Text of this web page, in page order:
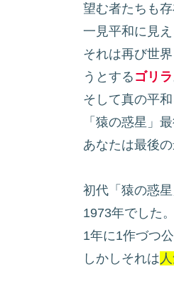
望む者たちも存
一見平和に見
それは再び世
うとする ゴリラ
そして真の平
「猿の惑星」
あなたは最後
初代「猿の惑
1973年でした。
1年に1作づつ
しかしそれは